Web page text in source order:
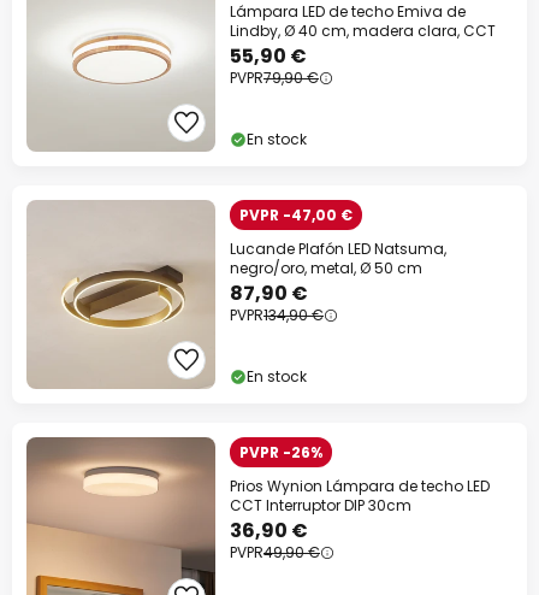
Lámpara LED de techo Emiva de
Lindby, Ø 40 cm, madera clara, CCT
55,90 €
PVPR79,90 €
En stock
PVPR -47,00 €
Lucande Plafón LED Natsuma,
negro/oro, metal, Ø 50 cm
87,90 €
PVPR134,90 €
En stock
PVPR -26%
Prios Wynion Lámpara de techo LED
CCT Interruptor DIP 30cm
36,90 €
PVPR49,90 €